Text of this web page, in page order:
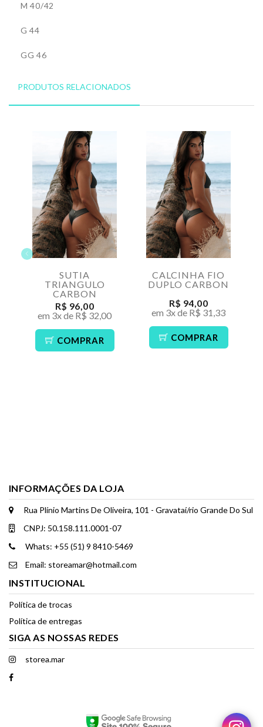
M 40/42
G 44
GG 46
PRODUTOS RELACIONADOS
SUTIA
TRIANGULO
CARBON
R$ 96,00
em 3x de R$ 32,00
COMPRAR
CALCINHA FIO
DUPLO CARBON
R$ 94,00
em 3x de R$ 31,33
COMPRAR
INFORMAÇÕES DA LOJA
Rua Plínio Martins De Oliveira, 101 - Gravataí/rio Grande Do Sul
CNPJ: 50.158.111.0001-07
Whats: +55 (51) 9 8410-5469
Email: storeamar@hotmail.com
INSTITUCIONAL
Política de trocas
Política de entregas
SIGA AS NOSSAS REDES
storea.mar